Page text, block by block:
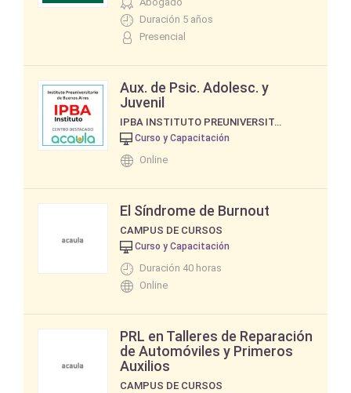
Duración 5 años
Presencial
Aux. de Psic. Adolesc. y
Juvenil
IPBA INSTITUTO PREUNIVERSITARIO DE BUENOS AIRES
Curso y Capacitación
Online
El Síndrome de Burnout
CAMPUS DE CURSOS
Curso y Capacitación
Duración 40 horas
Online
PRL en Talleres de Reparación
de Automóviles y Primeros
Auxilios
CAMPUS DE CURSOS